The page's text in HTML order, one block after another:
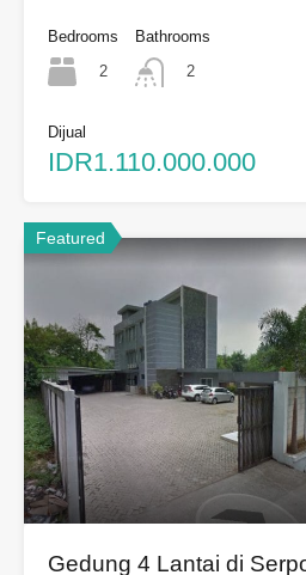
Bedrooms
2
Bathrooms
2
Dijual
IDR1.110.000.000
Featured
Gedung 4 Lantai di